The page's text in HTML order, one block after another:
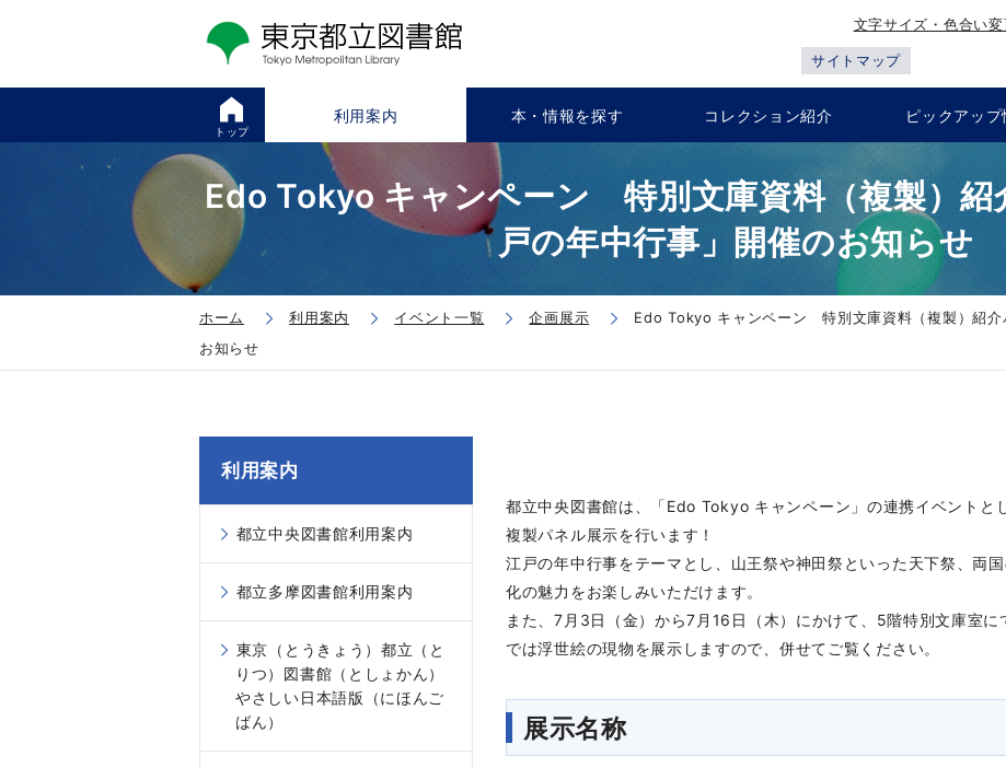
文字サイズ・色合い変
サイトマップ
トップ
利用案内 本・情報を探す コレクション紹介 ピックアップ
Edo Tokyo キャンペーン 特別文庫資料（複製）紹
戸の年中行事」開催のお知らせ
ホーム 利用案内 イベント一覧 企画展示
Edo Tokyo キャンペーン 特別文庫資料（複製）紹介
お知らせ
都立中央図書館は、「Edo Tokyo キャンペーン」の連携イベントと
複製パネル展示を行います！
江戸の年中行事をテーマとし、山王祭や神田祭といった天下祭、両
化の魅力をお楽しみいただけます。
また、7月3日（金）から7月16日（木）にかけて、5階特別文庫室
では浮世絵の現物を展示しますので、併せてご覧ください。
展示名称
利用案内
都立中央図書館利用案内
都立多摩図書館利用案内
東京（とうきょう）都立（と
りつ）図書館（としょかん）
やさしい日本語版（にほんご
ばん）